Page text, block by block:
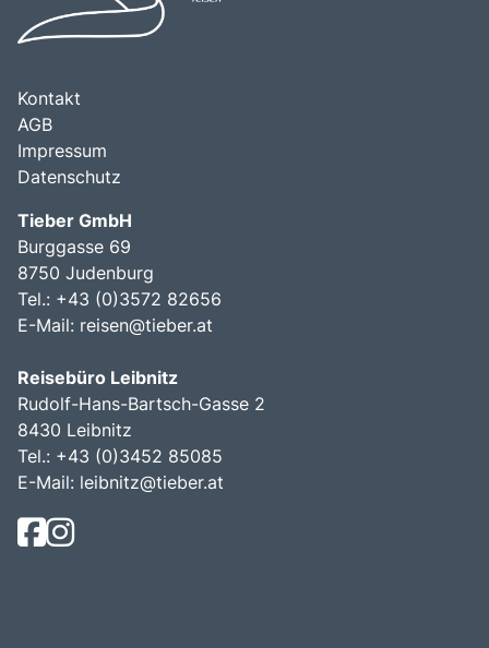
Kontakt
AGB
Impressum
Datenschutz
Tieber GmbH
Burggasse 69
8750 Judenburg
Tel.: +43 (0)3572 82656
E-Mail: reisen@tieber.at
Reisebüro Leibnitz
Rudolf-Hans-Bartsch-Gasse 2
8430 Leibnitz
Tel.: +43 (0)3452 85085
E-Mail: leibnitz@tieber.at